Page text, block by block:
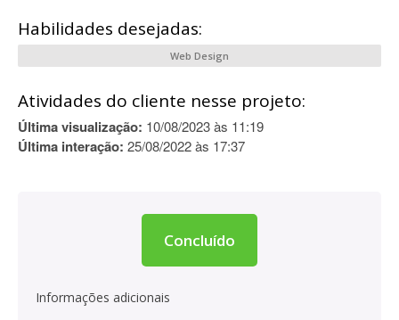
Habilidades desejadas:
Web Design
Atividades do cliente nesse projeto:
Última visualização: 10/08/2023 às 11:19
Última interação: 25/08/2022 às 17:37
Concluído
Informações adicionais